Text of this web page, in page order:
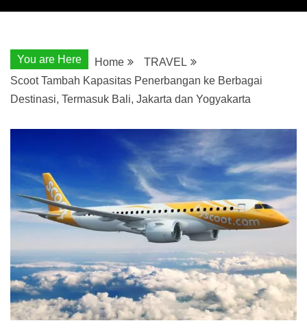
You are Here Home
TRAVEL
Scoot Tambah Kapasitas Penerbangan ke Berbagai
Destinasi, Termasuk Bali, Jakarta dan Yogyakarta